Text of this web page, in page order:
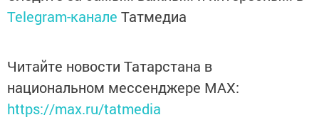
Telegram-канале Татмедиа
Читайте новости Татарстана в
национальном мессенджере MАХ:
https://max.ru/tatmedia